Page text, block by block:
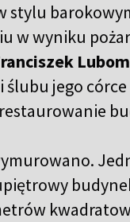
stylu
w wyniku
jego